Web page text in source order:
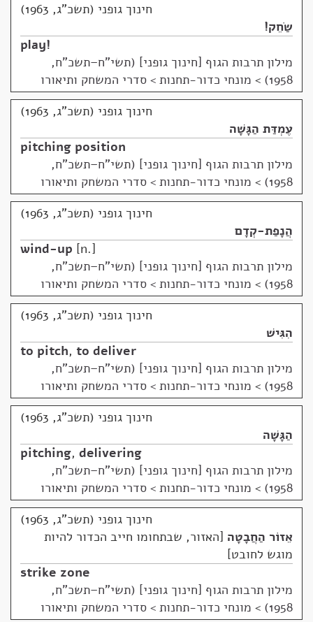
חינוך גופני (תשכ"ג, 1963)
שַׂחֵק!
play!
מילון תרבות הגוף [חינוך גופני] (תשי"ח–תשכ"ח,
1958)
> מונחי כדור-תחנות > סדרי המשחק ותיאורו
חינוך גופני (תשכ"ג, 1963)
עֶמְדַּת הַגָּשָׁה
pitching position
מילון תרבות הגוף [חינוך גופני] (תשי"ח–תשכ"ח,
1958)
> מונחי כדור-תחנות > סדרי המשחק ותיאורו
חינוך גופני (תשכ"ג, 1963)
הֲנָפַת-קְדָם
wind-up n.
מילון תרבות הגוף [חינוך גופני] (תשי"ח–תשכ"ח,
1958)
> מונחי כדור-תחנות > סדרי המשחק ותיאורו
חינוך גופני (תשכ"ג, 1963)
הִגִּישׁ
to pitch, to deliver
מילון תרבות הגוף [חינוך גופני] (תשי"ח–תשכ"ח,
1958)
> מונחי כדור-תחנות > סדרי המשחק ותיאורו
חינוך גופני (תשכ"ג, 1963)
הַגָּשָׁה
pitching, delivering
מילון תרבות הגוף [חינוך גופני] (תשי"ח–תשכ"ח,
1958)
> מונחי כדור-תחנות > סדרי המשחק ותיאורו
חינוך גופני (תשכ"ג, 1963)
אֵזוֹר הַחֲבָטָה האזור, שבתחומו חייב הכדור להיות
מוגש לחובט
strike zone
מילון תרבות הגוף [חינוך גופני] (תשי"ח–תשכ"ח,
1958)
> מונחי כדור-תחנות > סדרי המשחק ותיאורו